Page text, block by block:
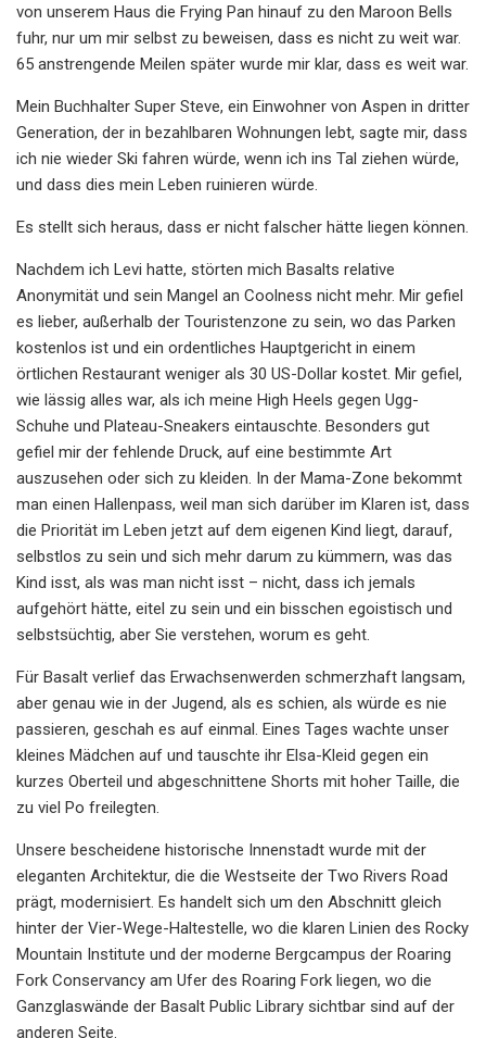
von unserem Haus die Frying Pan hinauf zu den Maroon Bells
fuhr, nur um mir selbst zu beweisen, dass es nicht zu weit war.
65 anstrengende Meilen später wurde mir klar, dass es weit war.
Mein Buchhalter Super Steve, ein Einwohner von Aspen in dritter
Generation, der in bezahlbaren Wohnungen lebt, sagte mir, dass
ich nie wieder Ski fahren würde, wenn ich ins Tal ziehen würde,
und dass dies mein Leben ruinieren würde.
Es stellt sich heraus, dass er nicht falscher hätte liegen können.
Nachdem ich Levi hatte, störten mich Basalts relative
Anonymität und sein Mangel an Coolness nicht mehr. Mir gefiel
es lieber, außerhalb der Touristenzone zu sein, wo das Parken
kostenlos ist und ein ordentliches Hauptgericht in einem
örtlichen Restaurant weniger als 30 US-Dollar kostet. Mir gefiel,
wie lässig alles war, als ich meine High Heels gegen Ugg-
Schuhe und Plateau-Sneakers eintauschte. Besonders gut
gefiel mir der fehlende Druck, auf eine bestimmte Art
auszusehen oder sich zu kleiden. In der Mama-Zone bekommt
man einen Hallenpass, weil man sich darüber im Klaren ist, dass
die Priorität im Leben jetzt auf dem eigenen Kind liegt, darauf,
selbstlos zu sein und sich mehr darum zu kümmern, was das
Kind isst, als was man nicht isst – nicht, dass ich jemals
aufgehört hätte, eitel zu sein und ein bisschen egoistisch und
selbstsüchtig, aber Sie verstehen, worum es geht.
Für Basalt verlief das Erwachsenwerden schmerzhaft langsam,
aber genau wie in der Jugend, als es schien, als würde es nie
passieren, geschah es auf einmal. Eines Tages wachte unser
kleines Mädchen auf und tauschte ihr Elsa-Kleid gegen ein
kurzes Oberteil und abgeschnittene Shorts mit hoher Taille, die
zu viel Po freilegten.
Unsere bescheidene historische Innenstadt wurde mit der
eleganten Architektur, die die Westseite der Two Rivers Road
prägt, modernisiert. Es handelt sich um den Abschnitt gleich
hinter der Vier-Wege-Haltestelle, wo die klaren Linien des Rocky
Mountain Institute und der moderne Bergcampus der Roaring
Fork Conservancy am Ufer des Roaring Fork liegen, wo die
Ganzglaswände der Basalt Public Library sichtbar sind auf der
anderen Seite.